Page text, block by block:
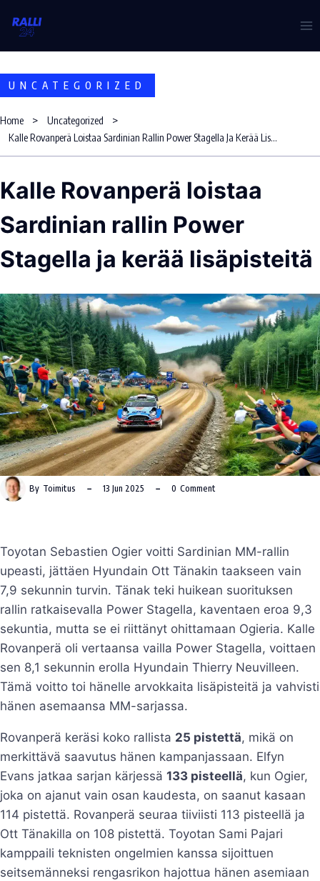
UNCATEGORIZED
Home
Uncategorized
Kalle Rovanperä Loistaa Sardinian Rallin Power Stagella Ja Kerää Lisäpisteitä
Kalle Rovanperä loistaa
Sardinian rallin Power
Stagella ja kerää lisäpisteitä
By Toimitus 13 Jun 2025 0 Comment
Toyotan Sebastien Ogier voitti Sardinian MM-rallin
upeasti, jättäen Hyundain Ott Tänakin taakseen vain
7,9 sekunnin turvin. Tänak teki huikean suorituksen
rallin ratkaisevalla Power Stagella, kaventaen eroa 9,3
sekuntia, mutta se ei riittänyt ohittamaan Ogieria. Kalle
Rovanperä oli vertaansa vailla Power Stagella, voittaen
sen 8,1 sekunnin erolla Hyundain Thierry Neuvilleen.
Tämä voitto toi hänelle arvokkaita lisäpisteitä ja vahvisti
hänen asemaansa MM-sarjassa.
Rovanperä keräsi koko rallista 25 pistettä, mikä on
merkittävä saavutus hänen kampanjassaan. Elfyn
Evans jatkaa sarjan kärjessä 133 pisteellä, kun Ogier,
joka on ajanut vain osan kaudesta, on saanut kasaan
114 pistettä. Rovanperä seuraa tiiviisti 113 pisteellä ja
Ott Tänakilla on 108 pistettä. Toyotan Sami Pajari
kamppaili teknisten ongelmien kanssa sijoittuen
seitsemänneksi rengasrikon hajottua hänen asemiaan